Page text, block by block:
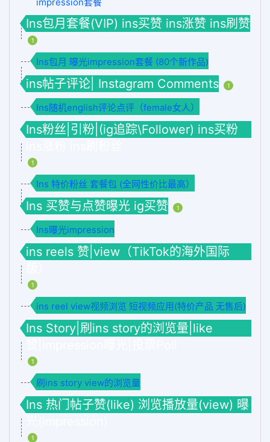
Ins包月套餐(VIP) ins买赞 ins涨赞 ins刷赞
1
Ins包月 曝光impression套餐 (80个新作品)
ins帖子评论| Instagram Comments 1
Ins随机english评论点评（female女人）
Ins粉丝|引粉|(ig追踪\Follower) ins买粉
1
Ins 特价粉丝 套餐包 (全网性价比最高）
Ins 买赞与点赞曝光 ig买赞 1
Ins曝光impression
ins reels 赞|view（TikTok的海外国际
1
ins reel view视频浏览 短视频应用(特价产品 无售后)
Ins Story|刷ins story的浏览量|like
1
刷ins story view的浏览量
Ins 热门帖子赞(like) 浏览播放量(view) 曝
1